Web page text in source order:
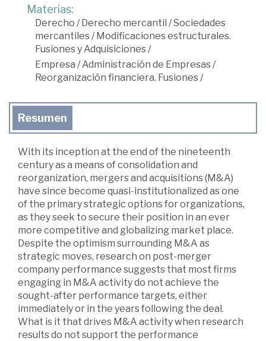
Materias:
Derecho /Derecho mercantil /Sociedades
mercantiles /Modificaciones estructurales.
Fusiones y Adquisiciones /
Empresa /Administración de Empresas /
Reorganización financiera. Fusiones /
Resumen
With its inception at the end of the nineteenth
century as a means of consolidation and
reorganization, mergers and acquisitions (M&A)
have since become quasi-institutionalized as one
of the primary strategic options for organizations,
as they seek to secure their position in an ever
more competitive and globalizing market place.
Despite the optimism surrounding M&A as
strategic moves, research on post-merger
company performance suggests that most firms
engaging in M&A activity do not achieve the
sought-after performance targets, either
immediately or in the years following the deal.
What is it that drives M&A activity when research
results do not support the performance